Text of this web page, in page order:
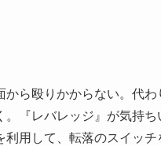
から殴りかからない。代
。『レバレッジ』が気持
用して、転落のスイッチ